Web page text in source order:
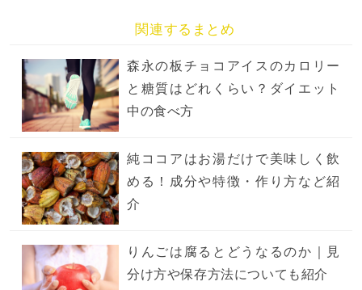
関連するまとめ
森永の板チョコアイスのカロリー
と糖質はどれくらい？ダイエット
中の食べ方
純ココアはお湯だけで美味しく飲
める！成分や特徴・作り方など紹
介
りんごは腐るとどうなるのか｜見
分け方や保存方法についても紹介